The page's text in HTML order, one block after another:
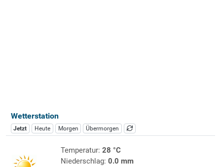
Wetterstation
Jetzt Heute Morgen Übermorgen
Temperatur: 28 °C
Niederschlag: 0.0 mm